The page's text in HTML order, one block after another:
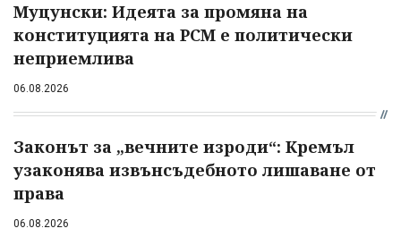
Муцунски: Идеята за промяна на
конституцията на РСМ е политически
неприемлива
06.08.2026
Законът за „вечните изроди“: Кремъл
узаконява извънсъдебното лишаване от
права
06.08.2026